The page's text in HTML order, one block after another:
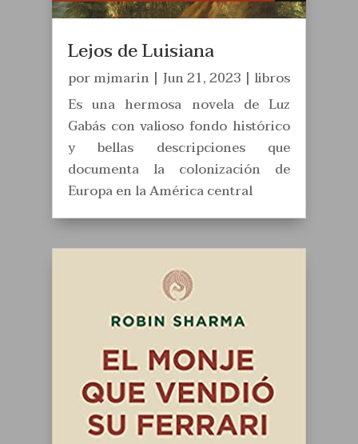
Lejos de Luisiana
pormjmarin| Jun 21, 2023 | libros
Es una hermosa novela de Luz
Gabás con valioso fondo histórico
y bellas descripciones que
documenta la colonización de
Europa en la América central